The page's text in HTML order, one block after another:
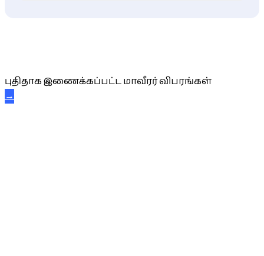
புதிதாக இணைக்கப்பட்ட மாவீரர் விபரங்கள்
→